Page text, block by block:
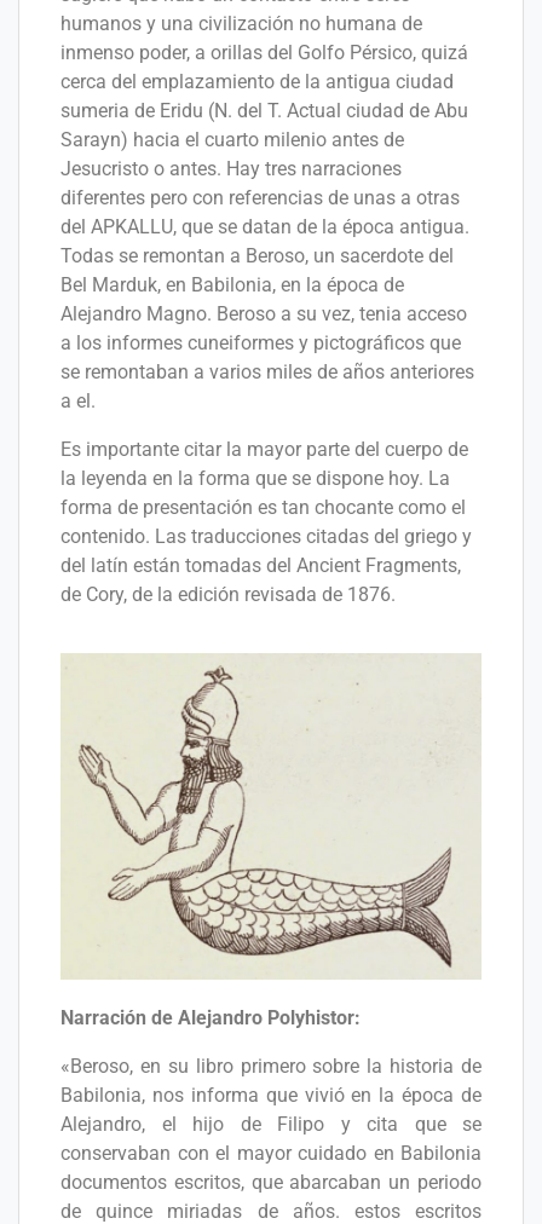
humanos y una civilización no humana de
inmenso poder, a orillas del Golfo Pérsico, quizá
cerca del emplazamiento de la antigua ciudad
sumeria de Eridu (N. del T. Actual ciudad de Abu
Sarayn) hacia el cuarto milenio antes de
Jesucristo o antes. Hay tres narraciones
diferentes pero con referencias de unas a otras
del APKALLU, que se datan de la época antigua.
Todas se remontan a Beroso, un sacerdote del
Bel Marduk, en Babilonia, en la época de
Alejandro Magno. Beroso a su vez, tenia acceso
a los informes cuneiformes y pictográficos que
se remontaban a varios miles de años anteriores
a el.
Es importante citar la mayor parte del cuerpo de
la leyenda en la forma que se dispone hoy. La
forma de presentación es tan chocante como el
contenido. Las traducciones citadas del griego y
del latín están tomadas del Ancient Fragments,
de Cory, de la edición revisada de 1876.
Narración de Alejandro Polyhistor:
«Beroso, en su libro primero sobre la historia de
Babilonia, nos informa que vivió en la época de
Alejandro, el hijo de Filipo y cita que se
conservaban con el mayor cuidado en Babilonia
documentos escritos, que abarcaban un periodo
de quince miriadas de años. estos escritos